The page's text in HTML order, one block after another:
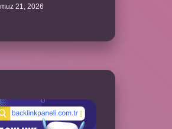
21, 2026